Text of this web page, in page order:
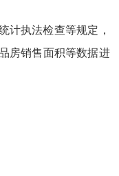
执法检查等规定，
房销售面积等数据进